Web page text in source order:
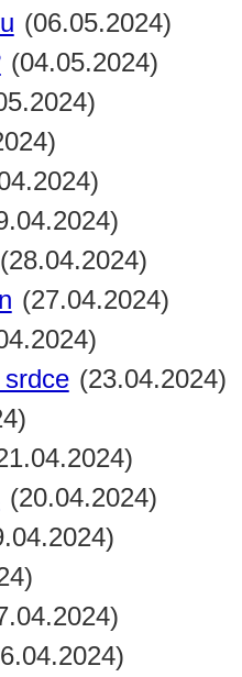
(06.05.2024)
(04.05.2024)
(28.04.2024)
(27.04.2024)
(23.04.2024)
(20.04.2024)